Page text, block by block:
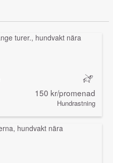
150 kr/promenad
Hundrastning